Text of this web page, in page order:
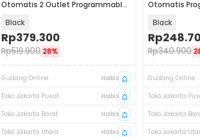
Otomatis 2 Outlet Programmable
Black
Rp379.300
Rp519.900 28%
Gudang Online
Habis
Toko Jakarta Pusat
Habis
Toko Jakarta Barat
Habis
Toko Jakarta Utara
Habis
Otomatis
Black
Rp
Rp340.900
Gudang Online
Toko Jakarta
Toko Jakarta
Toko Jakarta